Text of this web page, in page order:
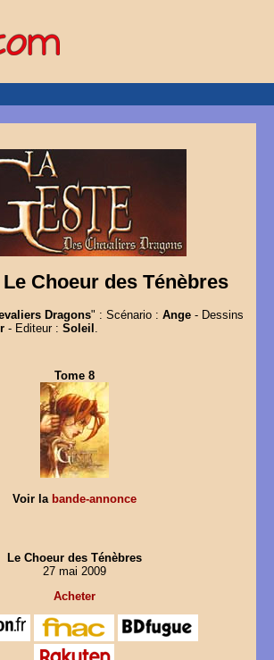
Choeur des Ténèbres
Dragons" : Scénario : Ange- Dessins
- Editeur : Soleil
Tome 8
Voir la bande-annonce
Le Choeur des Ténèbres
27 mai 2009
Acheter